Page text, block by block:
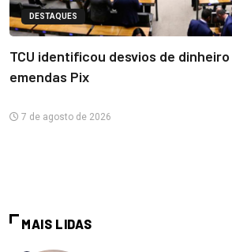
DESTAQUES
TCU identificou desvios de
emendas Pix
7 de agosto de 2026
MAIS LIDAS